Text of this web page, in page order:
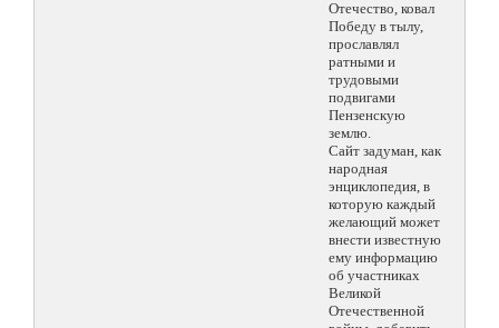
Отечество, ковал
Победу в тылу,
прославлял
ратными и
трудовыми
подвигами
Пензенскую
землю.
Сайт задуман, как
народная
энциклопедия, в
которую каждый
желающий может
внести известную
ему информацию
об участниках
Великой
Отечественной